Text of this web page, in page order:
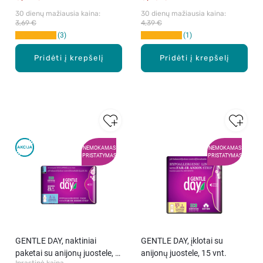
Pridėti į krepšelį
30 dienų mažiausia kaina:
3,69 €
3
Pridėti į krepšelį
30 dienų mažiausia kaina:
4,39 €
1
NEMOKAMAS
PRISTATYMAS
GENTLE DAY, naktiniai
paketai su anijonų juostele, 8
NEMOKAMAS
PRISTATYMAS
GENTLE DAY, įklotai su
anijonų juostele, 15 vnt.